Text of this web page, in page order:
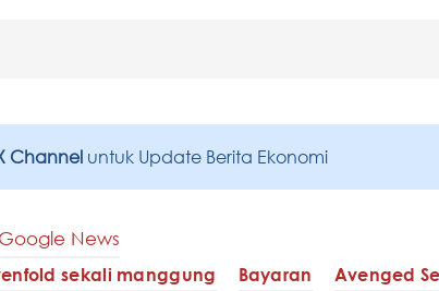
Channel untuk Update Berita Ekonomi
Google News
sekali manggung Bayaran Avenged